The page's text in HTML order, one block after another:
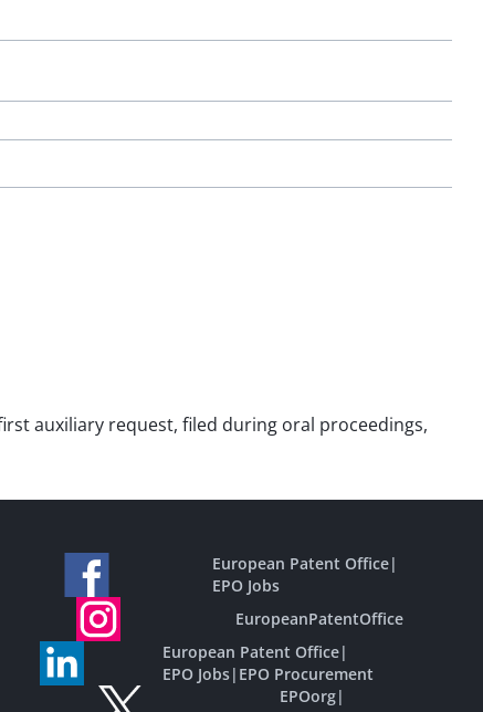
auxiliary request, filed during oral proceedings,
European Patent Office|
EPO Jobs
EuropeanPatentOffice
European Patent Office|
EPO Jobs| EPO Procurement
EPOorg|